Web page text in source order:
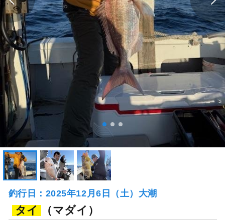
釣行日：2025年12月6日（土）大潮
タイ
（マダイ）